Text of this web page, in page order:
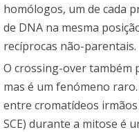
homólogos, um de cada
de DNA na mesma
recíprocas não-parentais.
O crossing-over também
mas é um fenómeno
entre cromatídeos
SCE) durante a mitose é